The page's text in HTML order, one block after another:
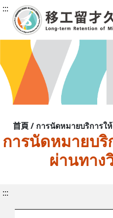
:::
首頁 / การนัดหมายบริการใ
การนัดหมายบริ
ผ่านทาง
:::